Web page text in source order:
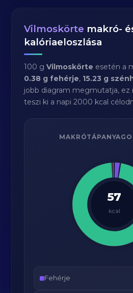
Vilmoskörte makró-
kalóriaeloszlása
100 gVilmoskörte esetén a
0.38 g fehérje, 15.23 g
jobb diagram megmutatja, ez
teszi ki a napi 2000 kcal
57
kcal
Fehérje